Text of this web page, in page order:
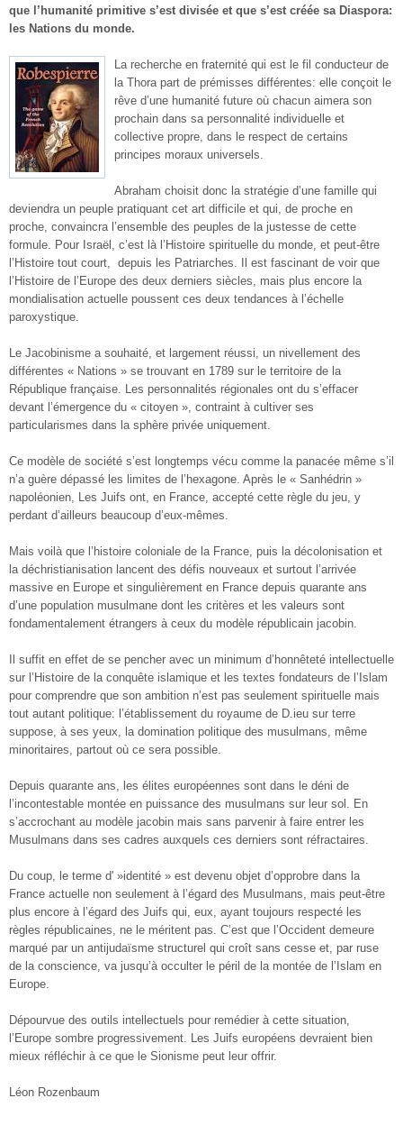
que l’humanité primitive s’est divisée et que s’est créée sa Diaspora:
les Nations du monde.
La recherche en fraternité qui est le fil conducteur de
la Thora part de prémisses différentes: elle conçoit le
rêve d’une humanité future où chacun aimera son
prochain dans sa personnalité individuelle et
collective propre, dans le respect de certains
principes moraux universels.
Abraham choisit donc la stratégie d’une famille qui
deviendra un peuple pratiquant cet art difficile et qui, de proche en
proche, convaincra l’ensemble des peuples de la justesse de cette
formule. Pour Israël, c’est là l’Histoire spirituelle du monde, et peut-être
l’Histoire tout court, depuis les Patriarches. Il est fascinant de voir que
l’Histoire de l’Europe des deux derniers siècles, mais plus encore la
mondialisation actuelle poussent ces deux tendances à l’échelle
paroxystique.
Le Jacobinisme a souhaité, et largement réussi, un nivellement des
différentes « Nations » se trouvant en 1789 sur le territoire de la
République française. Les personnalités régionales ont du s’effacer
devant l’émergence du « citoyen », contraint à cultiver ses
particularismes dans la sphère privée uniquement.
Ce modèle de société s’est longtemps vécu comme la panacée même s’il
n’a guère dépassé les limites de l’hexagone. Après le « Sanhédrin »
napoléonien, Les Juifs ont, en France, accepté cette règle du jeu, y
perdant d’ailleurs beaucoup d’eux-mêmes.
Mais voilà que l’histoire coloniale de la France, puis la décolonisation et
la déchristianisation lancent des défis nouveaux et surtout l’arrivée
massive en Europe et singulièrement en France depuis quarante ans
d’une population musulmane dont les critères et les valeurs sont
fondamentalement étrangers à ceux du modèle républicain jacobin.
Il suffit en effet de se pencher avec un minimum d’honnêteté intellectuelle
sur l’Histoire de la conquête islamique et les textes fondateurs de l’Islam
pour comprendre que son ambition n’est pas seulement spirituelle mais
tout autant politique: l’établissement du royaume de D.ieu sur terre
suppose, à ses yeux, la domination politique des musulmans, même
minoritaires, partout où ce sera possible.
Depuis quarante ans, les élites européennes sont dans le déni de
l’incontestable montée en puissance des musulmans sur leur sol. En
s’accrochant au modèle jacobin mais sans parvenir à faire entrer les
Musulmans dans ses cadres auxquels ces derniers sont réfractaires.
Du coup, le terme d' »identité » est devenu objet d’opprobre dans la
France actuelle non seulement à l’égard des Musulmans, mais peut-être
plus encore à l’égard des Juifs qui, eux, ayant toujours respecté les
règles républicaines, ne le méritent pas. C’est que l’Occident demeure
marqué par un antijudaïsme structurel qui croît sans cesse et, par ruse
de la conscience, va jusqu’à occulter le péril de la montée de l’Islam en
Europe.
Dépourvue des outils intellectuels pour remédier à cette situation,
l’Europe sombre progressivement. Les Juifs européens devraient bien
mieux réfléchir à ce que le Sionisme peut leur offrir.
Léon Rozenbaum